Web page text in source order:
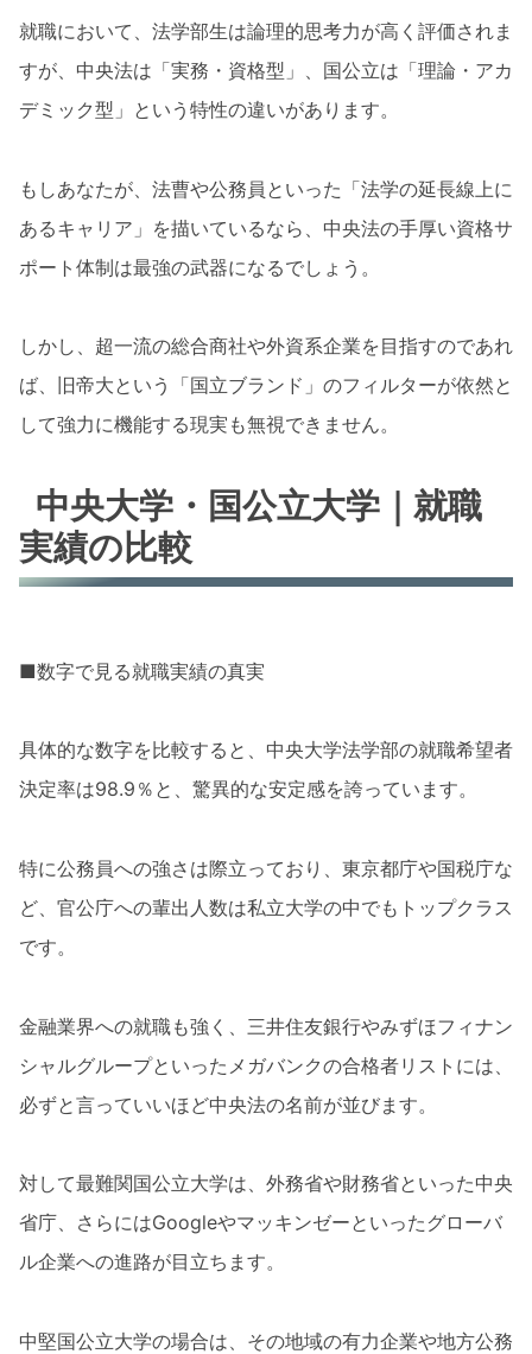
就職において、法学部生は論理的思考力が高く評価されま
すが、中央法は「実務・資格型」、国公立は「理論・アカ
デミック型」という特性の違いがあります。
もしあなたが、法曹や公務員といった「法学の延長線上に
あるキャリア」を描いているなら、中央法の手厚い資格サ
ポート体制は最強の武器になるでしょう。
しかし、超一流の総合商社や外資系企業を目指すのであれ
ば、旧帝大という「国立ブランド」のフィルターが依然と
して強力に機能する現実も無視できません。
中央大学・国公立大学｜就職
実績の比較
■数字で見る就職実績の真実
具体的な数字を比較すると、中央大学法学部の就職希望者
決定率は98.9％と、驚異的な安定感を誇っています。
特に公務員への強さは際立っており、東京都庁や国税庁な
ど、官公庁への輩出人数は私立大学の中でもトップクラス
です。
金融業界への就職も強く、三井住友銀行やみずほフィナン
シャルグループといったメガバンクの合格者リストには、
必ずと言っていいほど中央法の名前が並びます。
対して最難関国公立大学は、外務省や財務省といった中央
省庁、さらにはGoogleやマッキンゼーといったグローバ
ル企業への進路が目立ちます。
中堅国公立大学の場合は、その地域の有力企業や地方公務